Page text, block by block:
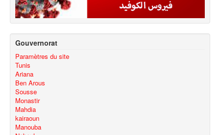
Gouvernorat
Paramètres du site
Tunis
Ariana
Ben Arous
Sousse
Monastir
Mahdia
kairaoun
Manouba